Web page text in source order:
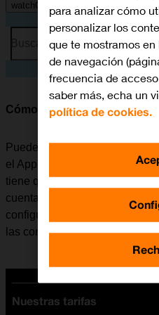
watchOS 10
Busca por problema o tema
Cómo desenlazar el Apple
Puede ser necesario
el Apple Watch deja de
tiene que volver a activar o si
cuenta que al desactivar el
configuración predeterminada
las configuraciones que el
Nuestras tarifas
para analizar cómo
personalizar los
que te mostramos
de navegación
frecuencia de
saber más, echa un
política de cookies.